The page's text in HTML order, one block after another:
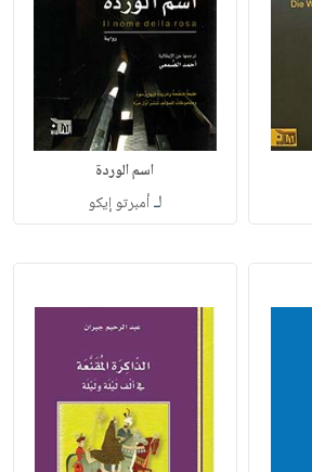
اسم الوردة
لـأمبرتو إيكو